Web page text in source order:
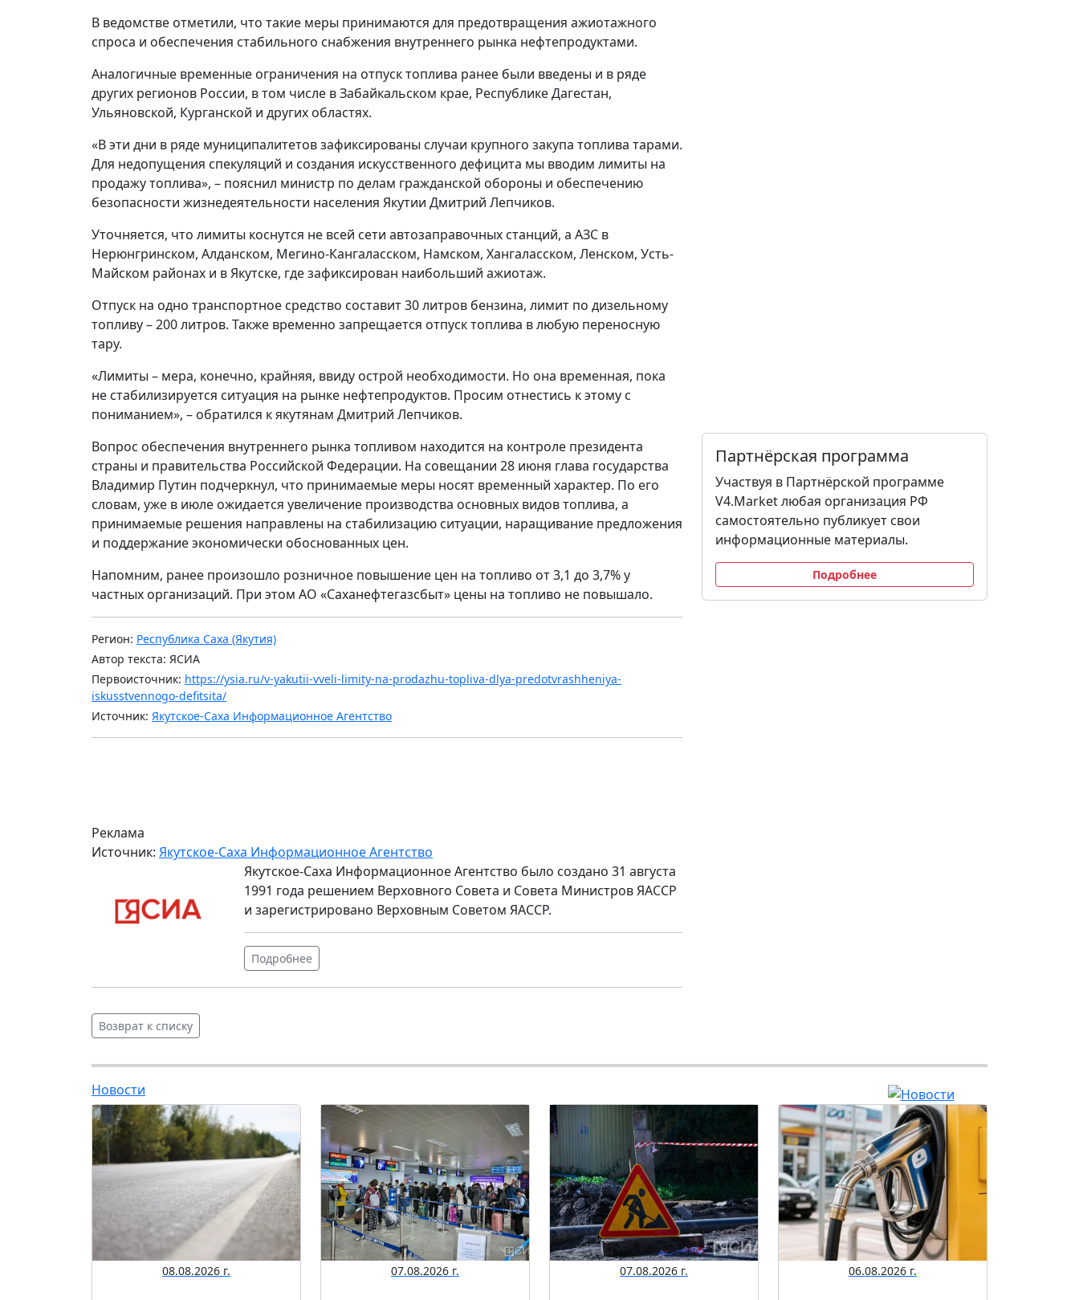
В ведомстве отметили, что такие меры принимаются для предотвращения ажиотажного
спроса и обеспечения стабильного снабжения внутреннего рынка нефтепродуктами.
Аналогичные временные ограничения на отпуск топлива ранее были введены и в ряде
других регионов России, в том числе в Забайкальском крае, Республике Дагестан,
Ульяновской, Курганской и других областях.
«В эти дни в ряде муниципалитетов зафиксированы случаи крупного закупа топлива тарами.
Для недопущения спекуляций и создания искусственного дефицита мы вводим лимиты на
продажу топлива», – пояснил министр по делам гражданской обороны и обеспечению
безопасности жизнедеятельности населения Якутии Дмитрий Лепчиков.
Уточняется, что лимиты коснутся не всей сети автозаправочных станций, а АЗС в
Нерюнгринском, Алданском, Мегино-Кангаласском, Намском, Хангаласском, Ленском, Усть-
Майском районах и в Якутске, где зафиксирован наибольший ажиотаж.
Отпуск на одно транспортное средство составит 30 литров бензина, лимит по дизельному
топливу – 200 литров. Также временно запрещается отпуск топлива в любую переносную
тару.
«Лимиты – мера, конечно, крайняя, ввиду острой необходимости. Но она временная, пока
не стабилизируется ситуация на рынке нефтепродуктов. Просим отнестись к этому с
пониманием», – обратился к якутянам Дмитрий Лепчиков.
Вопрос обеспечения внутреннего рынка топливом находится на контроле президента
страны и правительства Российской Федерации. На совещании 28 июня глава государства
Владимир Путин подчеркнул, что принимаемые меры носят временный характер. По его
словам, уже в июле ожидается увеличение производства основных видов топлива, а
принимаемые решения направлены на стабилизацию ситуации, наращивание предложения
и поддержание экономически обоснованных цен.
Напомним, ранее произошло розничное повышение цен на топливо от 3,1 до 3,7% у
частных организаций. При этом АО «Саханефтегазсбыт» цены на топливо не повышало.
Регион: Республика Саха (Якутия)
Автор текста: ЯСИА
Первоисточник: https://ysia.ru/v-yakutii-vveli-limity-na-prodazhu-topliva-dlya-predotvrashheniya-
iskusstvennogo-defitsita/
Источник: Якутское-Саха Информационное Агентство
Реклама
Источник: Якутское-Саха Информационное Агентство
Якутское-Саха Информационное Агентство было создано 31 августа
1991 года решением Верховного Совета и Совета Министров ЯАССР
и зарегистрировано Верховным Советом ЯАССР.
Подробнее
Партнёрская программа
Участвуя в Партнёрской программе
V4.Market любая организация РФ
самостоятельно публикует свои
информационные материалы.
Подробнее
Возврат к списку
Новости
08.08.2026 г. 07.08.2026 г. 07.08.2026 г. 06.08.2026 г.